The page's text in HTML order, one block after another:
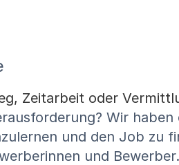
Zeitarbeit oder
Wir
und den Job zu
und